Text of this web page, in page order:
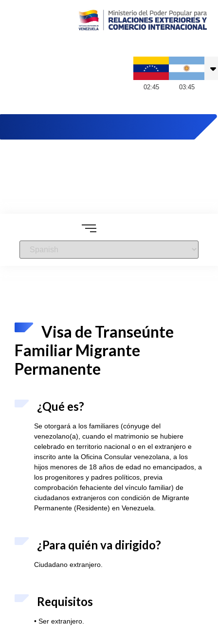
02:45 03:45
Visa de Transeúnte
Familiar Migrante
Permanente
¿Qué es?
Se otorgará a los familiares (cónyuge del
venezolano(a), cuando el matrimonio se hubiere
celebrado en territorio nacional o en el extranjero e
inscrito ante la Oficina Consular venezolana, a los
hijos menores de 18 años de edad no emancipados, a
los progenitores y padres políticos, previa
comprobación fehaciente del vínculo familiar) de
ciudadanos extranjeros con condición de Migrante
Permanente (Residente) en Venezuela.
¿Para quién va dirigido?
Ciudadano extranjero.
Requisitos
• Ser extranjero.